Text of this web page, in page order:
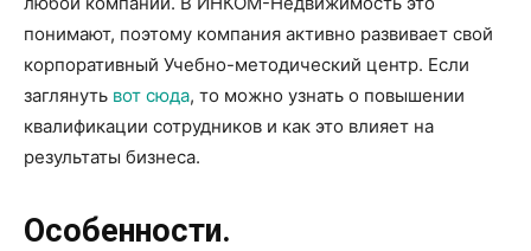
понимают, поэтому компания активно развивает свой
корпоративный Учебно-методический центр. Если
заглянуть вот сюда, то можно узнать о повышении
квалификации сотрудников и как это влияет на
результаты бизнеса.
Особенности.